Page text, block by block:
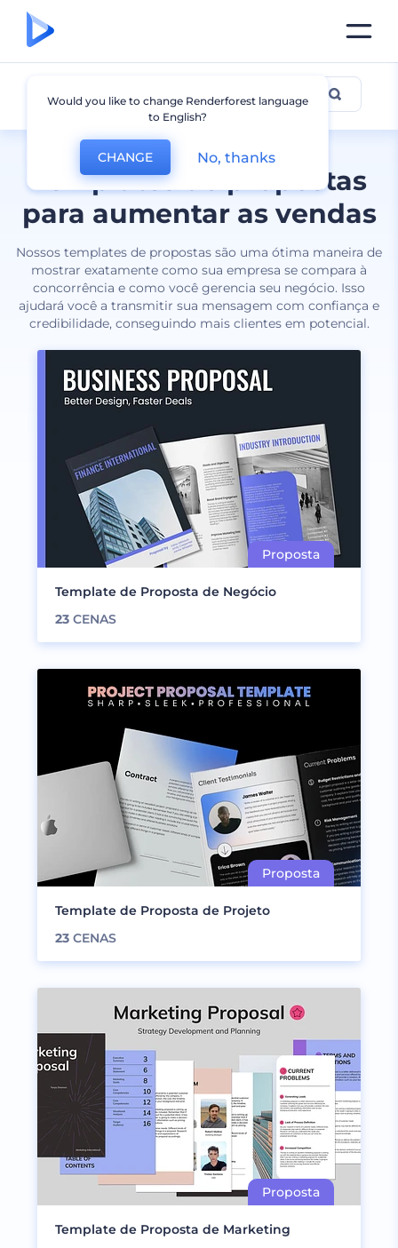
Templates de propostas
para aumentar as vendas
Nossos templates de propostas são uma ótima maneira de
mostrar exatamente como sua empresa se compara à
concorrência e como você gerencia seu negócio. Isso
ajudará você a transmitir sua mensagem com confiança e
credibilidade, conseguindo mais clientes em potencial.
Proposta
Template de Proposta de Negócio
23 CENAS
Template de Proposta de Projeto
23 CENAS
Template de Proposta de Marketing
Would you like to change Renderforest language
to English?
CHANGE No, thanks